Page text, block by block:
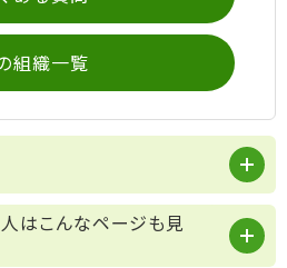
組織一覧
はこんなページも見